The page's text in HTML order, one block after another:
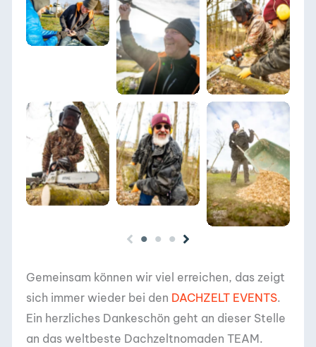
DACHZELT
SILVESTER CAMP
2019/ 2020
DACHZELT
SILVESTER CAMP
2019/ 2020
DACHZELT
SILVESTER CAMP
2019/ 2020
DACHZELT
SILVESTER CAMP
2019/ 2020
DACHZELT
SILVESTER CAMP
2019/ 2020
DACHZELT
SILVESTER CAMP
2019/ 2020
Gemeinsam können wir viel erreichen, das zeigt
sich immer wieder bei den DACHZELT EVENTS.
Ein herzliches Dankeschön geht an dieser Stelle
an das weltbeste Dachzeltnomaden TEAM.